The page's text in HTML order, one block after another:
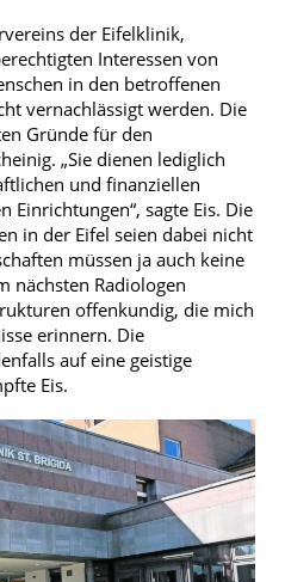
der Eifelklinik,
Interessen von
in den betroffenen
vernachlässigt werden. Die
Gründe für den
„Sie dienen lediglich
und finanziellen
Einrichtungen“, sagte Eis. Die
in der Eifel seien dabei nicht
müssen ja auch keine
nächsten Radiologen
offenkundig, die mich
erinnern. Die
auf eine geistige
Eis.